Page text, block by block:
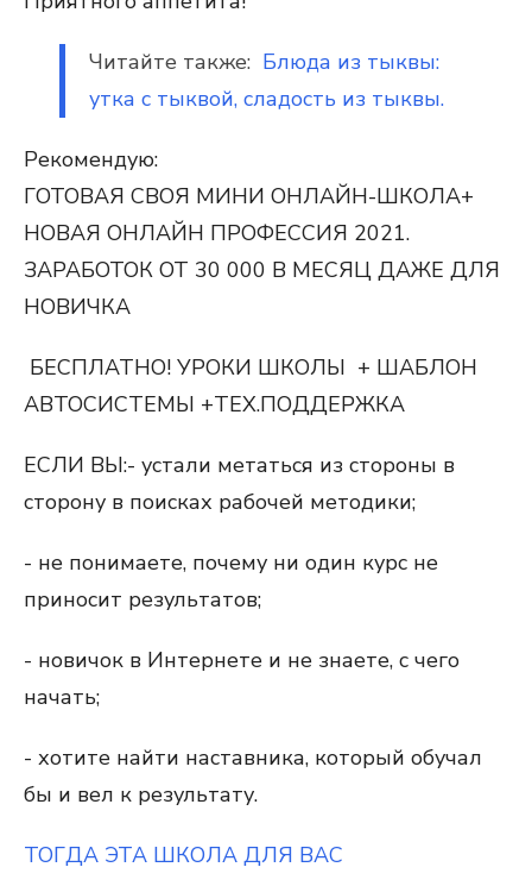
Читайте также: Блюда из тыквы:
утка с тыквой, сладость из тыквы.
Рекомендую:
ГОТОВАЯ СВОЯ МИНИ ОНЛАЙН-ШКОЛА+
НОВАЯ ОНЛАЙН ПРОФЕССИЯ 2021.
ЗАРАБОТОК ОТ 30 000 В МЕСЯЦ ДАЖЕ ДЛЯ
НОВИЧКА
БЕСПЛАТНО! УРОКИ ШКОЛЫ + ШАБЛОН
АВТОСИСТЕМЫ +ТЕХ.ПОДДЕРЖКА
ЕСЛИ ВЫ:- устали метаться из стороны в
сторону в поисках рабочей методики;
- не понимаете, почему ни один курс не
приносит результатов;
- новичок в Интернете и не знаете, с чего
начать;
- хотите найти наставника, который обучал
бы и вел к результату.
ТОГДА ЭТА ШКОЛА ДЛЯ ВАС